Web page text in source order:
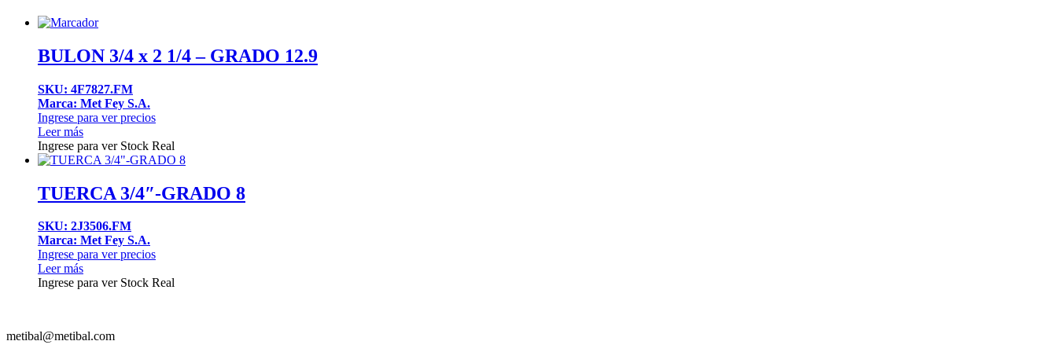
BULON 3/4 x 2 1/4 – GRADO 12.9
SKU: 4F7827.FM
Marca: Met Fey S.A.
Ingrese para ver precios
Leer más
Ingrese para ver Stock Real
TUERCA 3/4″-GRADO 8
SKU: 2J3506.FM
Marca: Met Fey S.A.
Ingrese para ver precios
Leer más
Ingrese para ver Stock Real
metibal@metibal.com